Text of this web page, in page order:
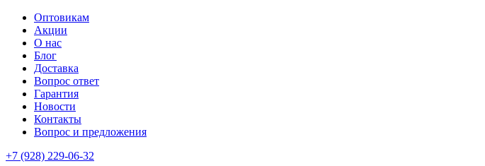
Оптовикам
Акции
О нас
Блог
Доставка
Вопрос ответ
Гарантия
Новости
Контакты
Вопрос и предложения
+7 (928) 229-06-32